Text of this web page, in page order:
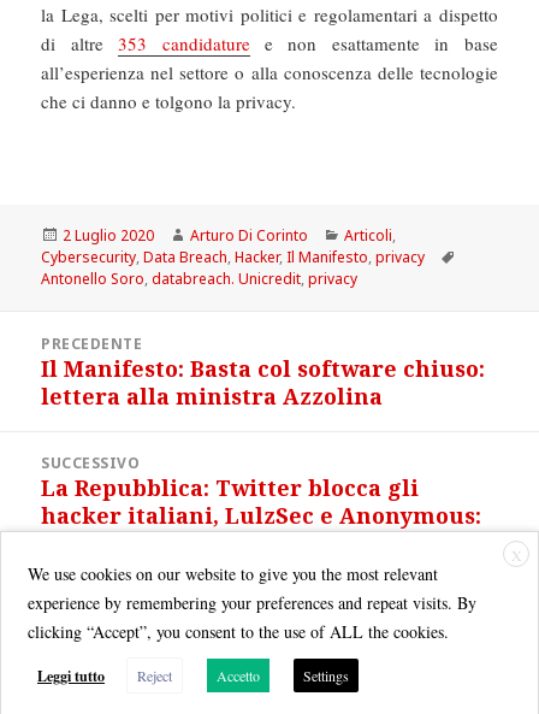
la Lega, scelti per motivi politici e regolamentari a dispetto
di altre353 candidaturee non esattamente in base
all’esperienza nel settore o alla conoscenza delle tecnologie
che ci danno e tolgono la privacy.
Scritto
il
2 Luglio 2020 Autore
Arturo Di Corinto Categorie
Articoli,
Cybersecurity,Data Breach,Hacker,Il Manifesto,privacy
Antonello Soro,databreach. Unicredit,privacy
articoliPRECEDENTE
Articolo
precedente:
Il Manifesto: Basta col software chiuso:
lettera alla ministra Azzolina
SUCCESSIVO
Articolo
successivo:
La Repubblica: Twitter blocca gli
hacker italiani, LulzSec e Anonymous:
X
We use cookies on our website to give you the most relevant
experience by remembering your preferences and repeat visits. By
clicking “Accept”, you consent to the use of ALL the cookies.
Leggi tutto Reject Accetto Settings